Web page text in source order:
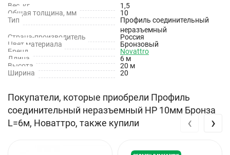
навесов, беседок;
террас и других строений с цветной, прозрачной или
полупрозрачной крышей.
Технические характеристики
Длина: 6 м
Толщина: 10 мм
Вес, кг
1,5
Общая толщина, мм
10
Тип
Профиль соединительный
неразъемный
Страна-производитель
Россия
Цвет материала
Бронзовый
Бренд
Novattro
Длина
6 м
Высота
20 м
Ширина
20
Покупатели, которые приобрели Профиль
соединительный неразъемный НР 10мм Бронза
L=6м, Новаттро, также купили
‹ ›